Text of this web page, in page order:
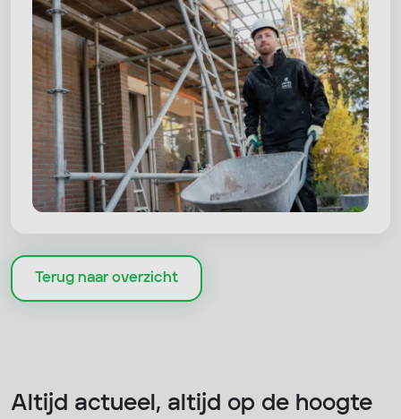
Terug naar overzicht
Altijd actueel, altijd op de hoogte